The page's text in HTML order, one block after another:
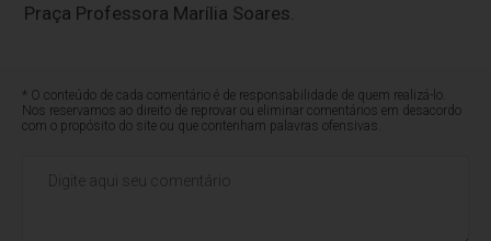
Praça Professora Marília Soares.
* O conteúdo de cada comentário é de responsabilidade de quem realizá-lo.
Nos reservamos ao direito de reprovar ou eliminar comentários em desacordo
com o propósito do site ou que contenham palavras ofensivas.